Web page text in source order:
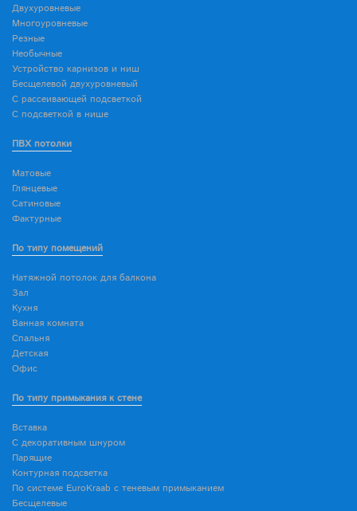
Двухуровневые
Многоуровневые
Резные
Необычные
Устройство карнизов и ниш
Бесщелевой двухуровневый
С рассеивающей подсветкой
С подсветкой в нише
ПВХ потолки
Матовые
Глянцевые
Сатиновые
Фактурные
По типу помещений
Натяжной потолок для балкона
Зал
Кухня
Ванная комната
Спальня
Детская
Офис
По типу примыкания к стене
Вставка
С декоративным шнуром
Парящие
Контурная подсветка
По системе EuroKraab с теневым примыканием
Бесщелевые